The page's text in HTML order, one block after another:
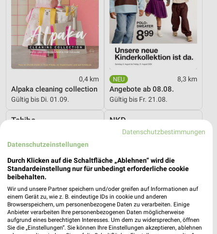
0,4 km
Alpaka cleaning collection
Gültig bis Di. 01.09.
8,3 km
Angebote ab 08.08.
Gültig bis Fr. 21.08.
Tchibo NKD
Datenschutzbestimmungen
Datenschutzeinstellungen
Durch Klicken auf die Schaltfläche „Ablehnen“ wird die
Standardeinstellung nur für unbedingt erforderliche cookie
beibehalten.
Wir und unsere Partner speichern und/oder greifen auf Informationen auf
einem Gerät zu, wie z. B. eindeutige IDs in cookie und anderen
Browserspeichern, um personenbezogene Daten zu verarbeiten. Einige
Anbieter verarbeiten Ihre personenbezogenen Daten möglicherweise
aufgrund eines berechtigten Interesses. Um dem zu widersprechen, öffnen
Sie die „Einstellungen“. Sie können Ihre Einstellungen akzeptieren, ablehnen